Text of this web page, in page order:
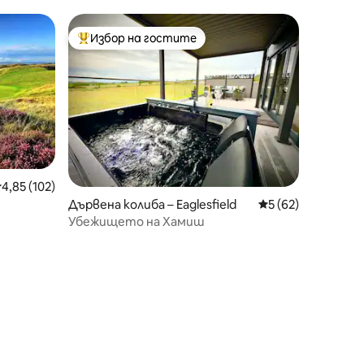
оценка: 4,85 от 5, 102 отзива
4,85 (102)
Най-популярен избор на гостите
Избор на гостите
Дървена колиба – Eaglesfield Средна оценка:
5 (62)
Убежището на Хамиш